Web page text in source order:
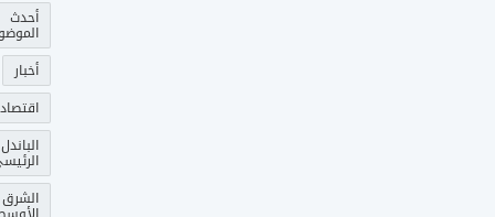
أحدث
أخبار
اقتصاد
الباندل
الشرق